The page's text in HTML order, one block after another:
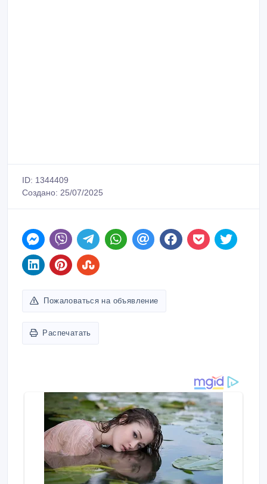
ID: 1344409
Создано: 25/07/2025
Пожаловаться на объявление
Распечатать